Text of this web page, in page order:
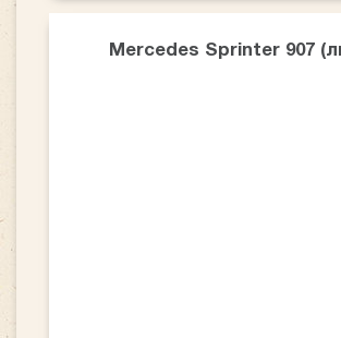
Mercedes Sprinter 907